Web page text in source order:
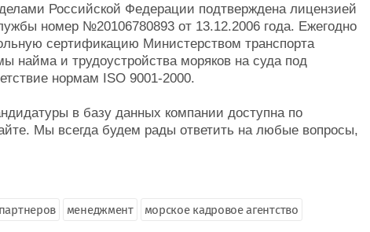
Российской Федерации подтверждена лицензией
номер №20106780893 от 13.12.2006 года. Ежегодно
сертификацию Министерством транспорта
найма и трудоустройства моряков на суда под
нормам ISO 9001-2000.
в базу данных компании доступна по
Мы всегда будем рады ответить на любые вопросы,
менеджмент морское кадровое агентство